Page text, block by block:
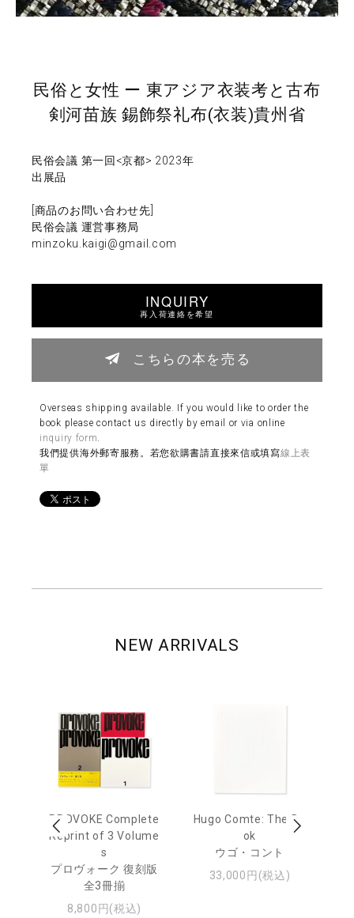
民俗と女性 ー 東アジア衣装考と古布
剣河苗族 錫飾祭礼布(衣装)貴州省
民俗会議 第一回<京都> 2023年
出展品
[商品のお問い合わせ先]
民俗会議 運営事務局
minzoku.kaigi@gmail.com
INQUIRY
再入荷連絡を希望
こちらの本を売る
Overseas shipping available. If you would like to order the
book please contact us directly by email or via online
inquiry form
我們提供海外郵寄服務。若您欲購書請直接來信或填寫線上表
單
NEW ARRIVALS
PROVOKE Complete
Reprint of 3 Volume
s
プロヴォーク 復刻版
全3冊揃
8,800円(税込)
Hugo Comte: The Bo
ok
ウゴ・コント
33,000円(税込)